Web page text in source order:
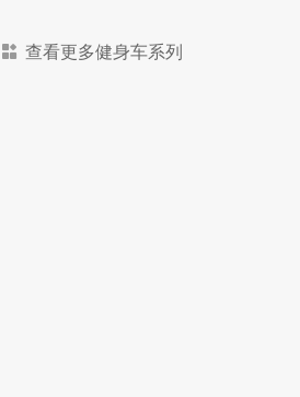
查看更多健身车系列